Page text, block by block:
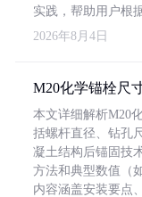
实践，帮助用户根
2026年8月4日
M20化学锚栓尺
本文详细解析M20
括螺杆直径、钻孔
凝土结构后锚固技
方法和典型数值（
内容涵盖安装要点